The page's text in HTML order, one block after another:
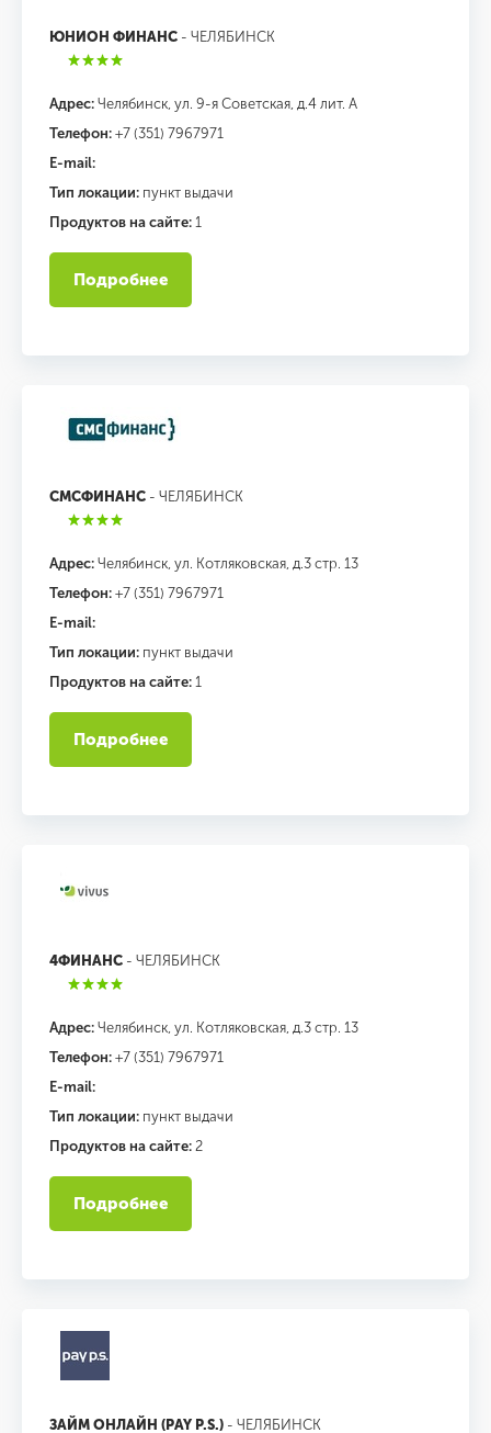
ЮНИОН ФИНАНС - ЧЕЛЯБИНСК
Адрес: Челябинск, ул. 9-я Советская, д.4 лит. А
Телефон: +7 (351) 7967971
E-mail:
Тип локации: пункт выдачи
Продуктов на сайте: 1
Подробнее
СМСФИНАНС - ЧЕЛЯБИНСК
Адрес: Челябинск, ул. Котляковская, д.3 стр. 13
Телефон: +7 (351) 7967971
E-mail:
Тип локации: пункт выдачи
Продуктов на сайте: 1
Подробнее
4ФИНАНС - ЧЕЛЯБИНСК
Адрес: Челябинск, ул. Котляковская, д.3 стр. 13
Телефон: +7 (351) 7967971
E-mail:
Тип локации: пункт выдачи
Продуктов на сайте: 2
Подробнее
ЗАЙМ ОНЛАЙН (PAY P.S.) - ЧЕЛЯБИНСК